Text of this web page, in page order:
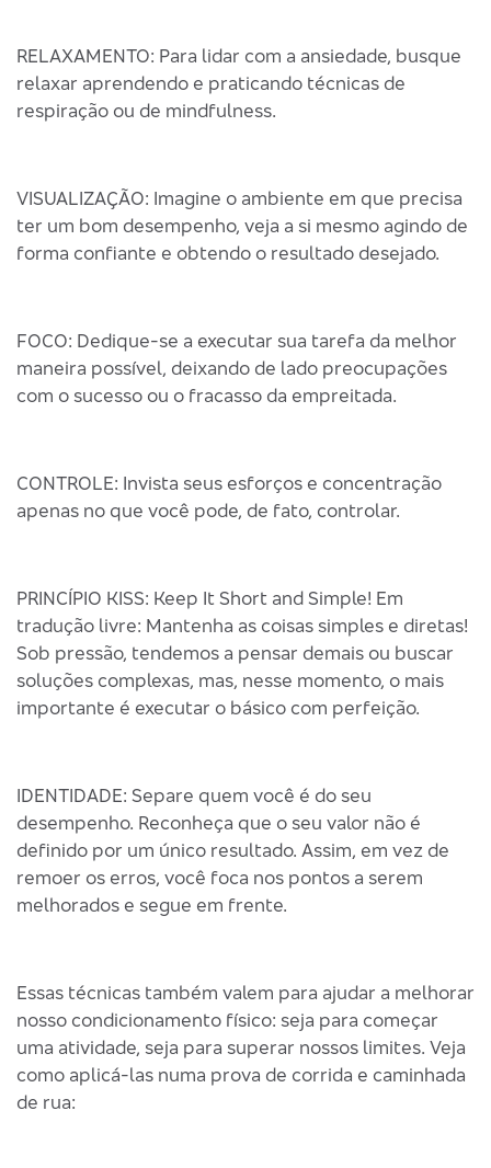
RELAXAMENTO: Para lidar com a ansiedade, busque
relaxar aprendendo e praticando técnicas de
respiração ou de mindfulness.
VISUALIZAÇÃO: Imagine o ambiente em que precisa
ter um bom desempenho, veja a si mesmo agindo de
forma confiante e obtendo o resultado desejado.
FOCO: Dedique-se a executar sua tarefa da melhor
maneira possível, deixando de lado preocupações
com o sucesso ou o fracasso da empreitada.
CONTROLE: Invista seus esforços e concentração
apenas no que você pode, de fato, controlar.
PRINCÍPIO KISS: Keep It Short and Simple! Em
tradução livre: Mantenha as coisas simples e diretas!
Sob pressão, tendemos a pensar demais ou buscar
soluções complexas, mas, nesse momento, o mais
importante é executar o básico com perfeição.
IDENTIDADE: Separe quem você é do seu
desempenho. Reconheça que o seu valor não é
definido por um único resultado. Assim, em vez de
remoer os erros, você foca nos pontos a serem
melhorados e segue em frente.
Essas técnicas também valem para ajudar a melhorar
nosso condicionamento físico: seja para começar
uma atividade, seja para superar nossos limites. Veja
como aplicá-las numa prova de corrida e caminhada
de rua: